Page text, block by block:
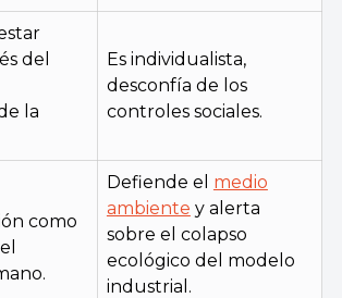
del
la
Es individualista,
desconfía de los
controles sociales.
como
Defiende el medio
ambiente y alerta
sobre el colapso
ecológico del modelo
industrial.